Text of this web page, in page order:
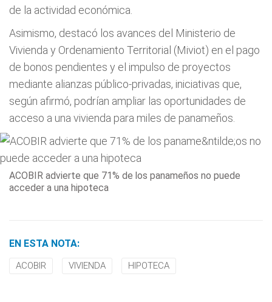
de la actividad económica.
Asimismo, destacó los avances del Ministerio de
Vivienda y Ordenamiento Territorial (Miviot) en el pago
de bonos pendientes y el impulso de proyectos
mediante alianzas público-privadas, iniciativas que,
según afirmó, podrían ampliar las oportunidades de
acceso a una vivienda para miles de panameños.
ACOBIR advierte que 71% de los panameños no puede
acceder a una hipoteca
EN ESTA NOTA:
ACOBIR VIVIENDA HIPOTECA